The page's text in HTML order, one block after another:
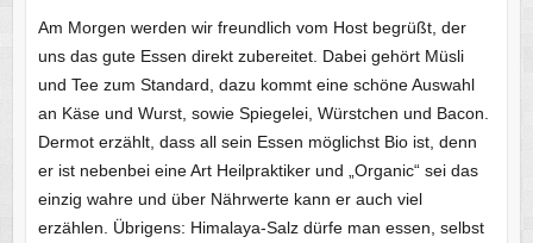
Am Morgen werden wir freundlich vom Host begrüßt, der
uns das gute Essen direkt zubereitet. Dabei gehört Müsli
und Tee zum Standard, dazu kommt eine schöne Auswahl
an Käse und Wurst, sowie Spiegelei, Würstchen und Bacon.
Dermot erzählt, dass all sein Essen möglichst Bio ist, denn
er ist nebenbei eine Art Heilpraktiker und „Organic“ sei das
einzig wahre und über Nährwerte kann er auch viel
erzählen. Übrigens: Himalaya-Salz dürfe man essen, selbst